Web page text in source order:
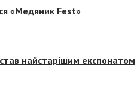
«Медяник Fest»
найстарішим експонатом